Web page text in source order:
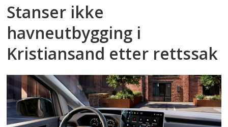
Stanser ikke
havneutbygging i
Kristiansand etter rettssak